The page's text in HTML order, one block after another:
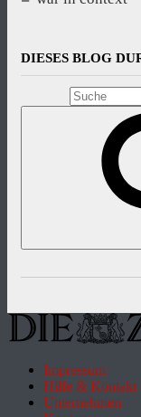
DIESES BLOG
Impressum
Hilfe & Kontakt
Unternehmen